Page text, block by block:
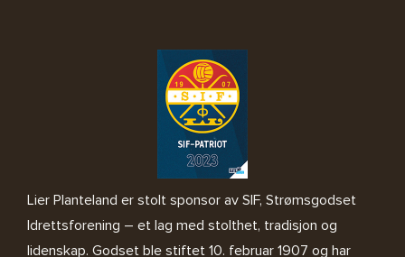
Lier Planteland er stolt sponsor av SIF, Strømsgodset
Idrettsforening – et lag med stolthet, tradisjon og
lidenskap. Godset ble stiftet 10. februar 1907 og har